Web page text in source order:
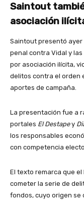
Saintout
asociación
Saintout presentó
penal contra Vidal y
por asociación ilícita,
delitos contra el orden
aportes de campaña.
La presentación fue a
portales El Destapey
los responsables
con competencia
El texto remarca que
cometer la serie de
fondos, cuyo origen se